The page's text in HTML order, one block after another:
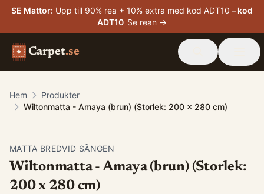
SE Mattor: Upp till 90% rea + 10% extra med kod ADT10 – kod
ADT10 Se rean →
Carpet.se
Hem
Produkter
Wiltonmatta - Amaya (brun) (Storlek: 200 x 280 cm)
MATTA BREDVID SÄNGEN
Wiltonmatta - Amaya (brun) (Storlek:
200 x 280 cm)